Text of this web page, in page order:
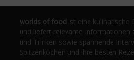
worlds of food ist eine kulinarische
und liefert relevante Informationen
und Trinken sowie spannende
Spitzenköchen und ihre besten